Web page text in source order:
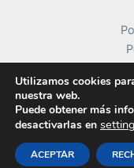
Utilizamos cookies
nuestra web.
Puede obtener más
desactivarlas en
ACEPTAR